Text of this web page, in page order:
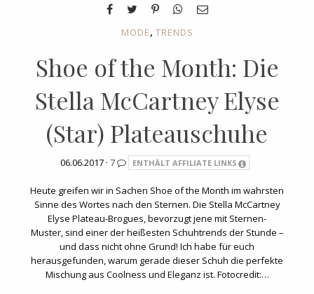
MODE, TRENDS
Shoe of the Month: Die
Stella McCartney Elyse
(Star) Plateauschuhe
06.06.2017 · 7 ENTHÄLT AFFILIATE LINKS
Heute greifen wir in Sachen Shoe of the Month im wahrsten
Sinne des Wortes nach den Sternen. Die Stella McCartney
Elyse Plateau-Brogues, bevorzugt jene mit Sternen-
Muster, sind einer der heißesten Schuhtrends der Stunde –
und dass nicht ohne Grund! Ich habe für euch
herausgefunden, warum gerade dieser Schuh die perfekte
Mischung aus Coolness und Eleganz ist. Fotocredit:…